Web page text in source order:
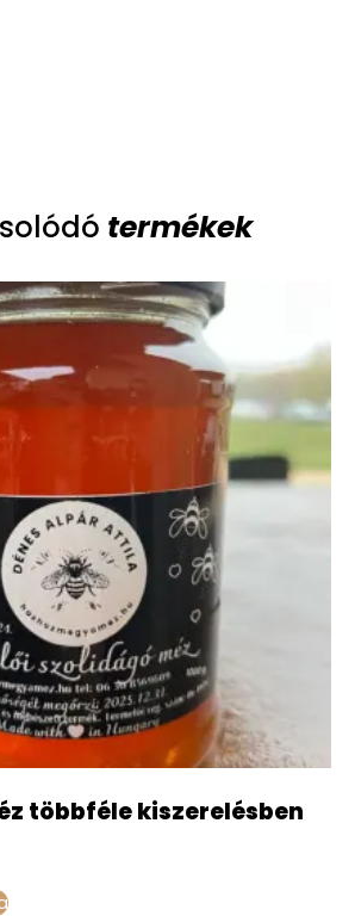
termékek
többféle kiszerelésben